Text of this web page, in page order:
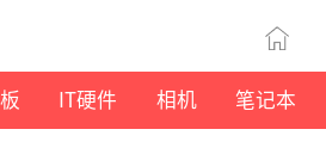
IT硬件 相机 笔记本